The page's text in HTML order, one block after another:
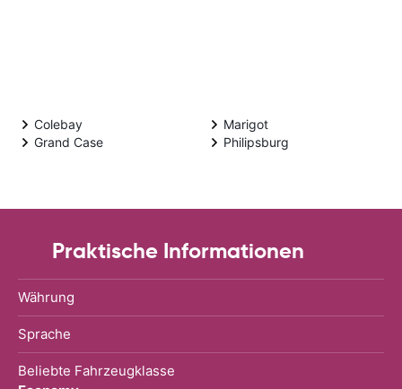
Colebay
Grand Case
Marigot
Philipsburg
Praktische Informationen
Währung
Sprache
Beliebte Fahrzeugklasse